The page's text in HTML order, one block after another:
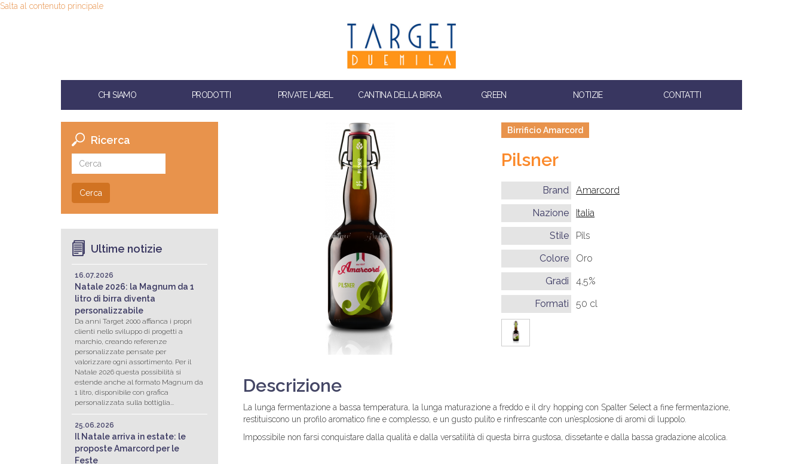
Salta al contenuto principale
CHI SIAMO PRODOTTI PRIVATE LABEL CANTINA DELLA BIRRA GREEN NOTIZIE CONTATTI
Birrificio Amarcord
Pilsner
Brand
Amarcord
Nazione
Italia
Stile
Pils
Colore
Oro
Gradi
4,5%
Formati
50 cl
Descrizione
La lunga fermentazione a bassa temperatura, la lunga maturazione a freddo e il dry hopping con Spalter Select a fine fermentazione,
restituiscono un profilo aromatico fine e complesso, e un gusto pulito e rinfrescante con un’esplosione di aromi di luppolo.
Impossibile non farsi conquistare dalla qualità e dalla versatilità di questa birra gustosa, dissetante e dalla bassa gradazione alcolica.
Ricerca
Cerca
Ultime notizie
16.07.2026
Natale 2026: la Magnum da 1
litro di birra diventa
personalizzabile
Da anni Target 2000 affianca i propri
clienti nello sviluppo di progetti a
marchio, creando referenze
personalizzate pensate per
valorizzare ogni assortimento. Per il
Natale 2026 questa possibilità si
estende anche al formato Magnum da
1 litro, disponibile con grafica
personalizzata sulla bottiglia...
25.06.2026
Il Natale arriva in estate: le
proposte Amarcord per le
Feste